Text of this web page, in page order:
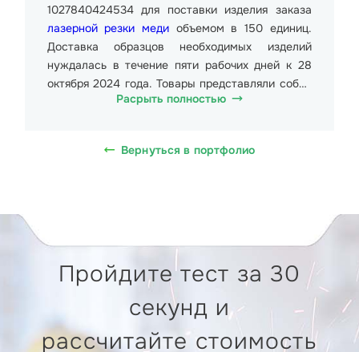
1027840424534 для поставки изделия заказа
лазерной резки медиобъемом в 150 единиц.
Доставка образцов необходимых изделий
нуждалась в течение пяти рабочих дней к 28
октября 2024 года. Товары представляли собой
объемные трубы из меди размерами от
образца от 982.99 руб. (Девятьсот восемьдесят
механический завод по адресу Тамбовская
область, Моршанский муниципальный округ,
село Коршуновка, 393927.
Для изготовления труб из меди применялась
оптоволоконная установка лазерной резки,
Расрыть полностью
Вернуться в портфолио
Пройдите тест за 30
секунд и
рассчитайте стоимость